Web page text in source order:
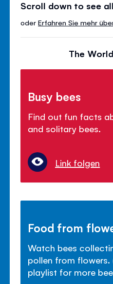
Scroll down to see
oderErfahren Sie mehr
The
Busy bees
Find out fun facts
and solitary bees.
Link folgen
Food from
Watch bees
pollen from flowers.
playlist for more